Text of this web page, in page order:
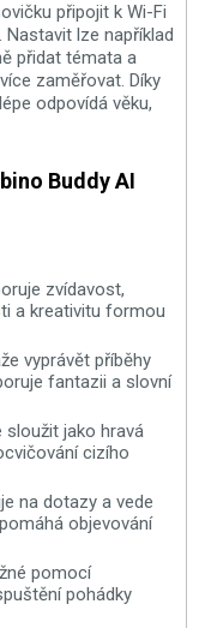
připojit k Wi-Fi
lze například
přidat témata a
zaměřovat. Díky
odpovídá věku,
Buddy AI
zvídavost,
a kreativitu formou
vyprávět příběhy
fantazii a slovní
sloužit jako hravá
cizího
na dotazy a vede
objevování
pomocí
pohádky